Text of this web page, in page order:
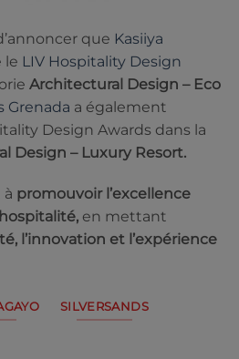
que Kasiiya
le LIV Hospitality Design
Architectural Design – Eco
Grenada a également
Design Awards dans la
Design – Luxury Resort.
à promouvoir l’excellence
en mettant
l’innovation et l’expérience
SILVERSANDS